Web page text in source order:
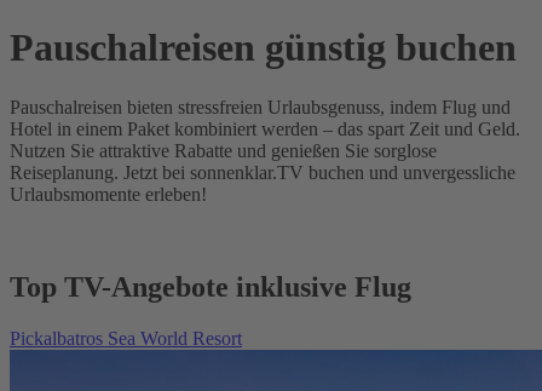
Pauschalreisen günstig buchen
Pauschalreisen bieten stressfreien Urlaubsgenuss, indem Flug und
Hotel in einem Paket kombiniert werden – das spart Zeit und Geld.
Nutzen Sie attraktive Rabatte und genießen Sie sorglose
Reiseplanung. Jetzt bei sonnenklar.TV buchen und unvergessliche
Urlaubsmomente erleben!
Top TV-Angebote inklusive Flug
Pickalbatros Sea World Resort